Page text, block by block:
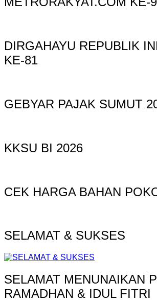
DIRGAHAYU REPUBLIK
KE-81
GEBYAR PAJAK SUMUT
KKSU BI 2026
CEK HARGA BAHAN
SELAMAT & SUKSES
SELAMAT MENUNAIKAN
RAMADHAN & IDUL FITRI